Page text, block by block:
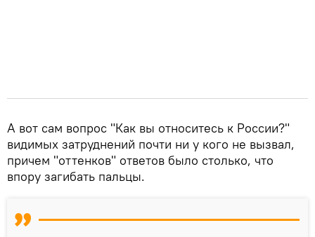
А вот сам вопрос "Как вы относитесь к России?"
видимых затруднений почти ни у кого не вызвал,
причем "оттенков" ответов было столько, что
впору загибать пальцы.